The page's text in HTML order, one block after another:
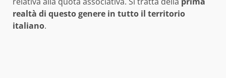
realtà di questo genere in tutto il territorio
italiano.